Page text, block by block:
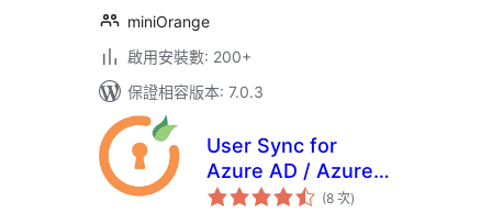
miniOrange
啟用安裝數: 200+
保證相容版本: 7.0.3
User Sync for
Azure AD / Azure
B2C
(8 次評
分)